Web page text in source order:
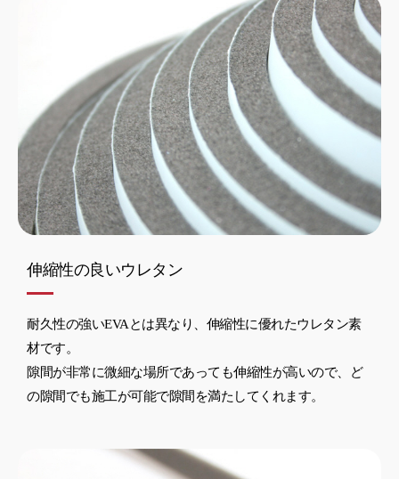
伸縮性の良いウレタン
耐久性の強いEVAとは異なり、伸縮性に優れたウレタン素
材です。
隙間が非常に微細な場所であっても伸縮性が高いので、ど
の隙間でも施工が可能で隙間を満たしてくれます。